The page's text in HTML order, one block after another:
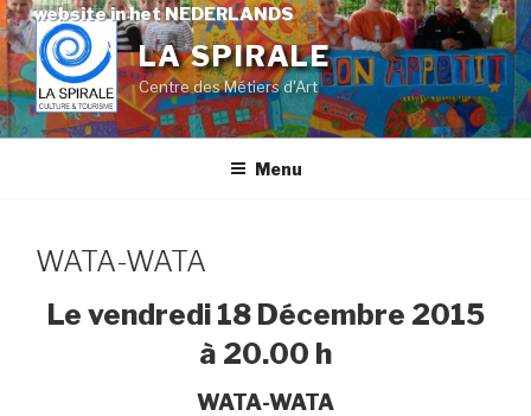
website in het NEDERLANDS
Skip
to
content
LA SPIRALE
Centre des Métiers d'Art
Menu
WATA-WATA
Le vendredi 18 Décembre 2015
à 20.00 h
WATA-WATA